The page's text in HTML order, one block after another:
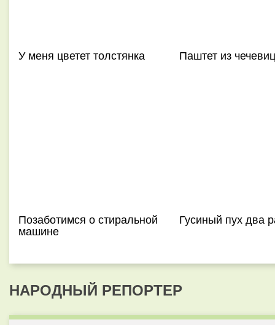
У меня цветет толстянка Паштет из
Позаботимся о стиральной
машине
Гусиный пух два
НАРОДНЫЙ РЕПОРТЕР